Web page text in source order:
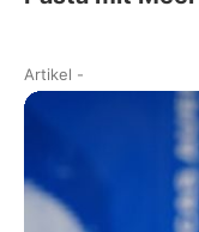
Artikel -